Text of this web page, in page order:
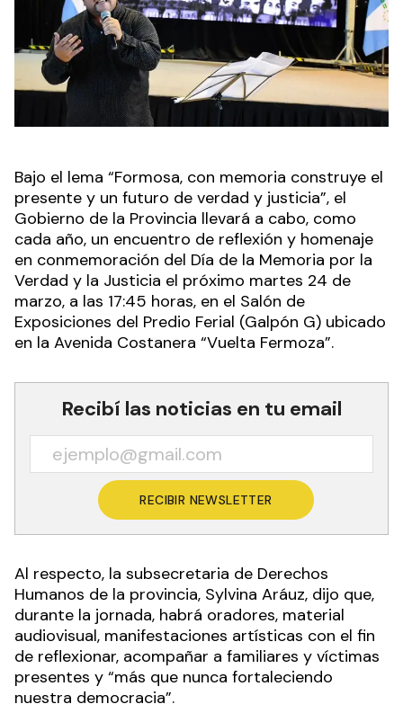
Bajo el lema “Formosa, con memoria construye el
presente y un futuro de verdad y justicia”, el
Gobierno de la Provincia llevará a cabo, como
cada año, un encuentro de reflexión y homenaje
en conmemoración del Día de la Memoria por la
Verdad y la Justicia el próximo martes 24 de
marzo, a las 17:45 horas, en el Salón de
Exposiciones del Predio Ferial (Galpón G) ubicado
en la Avenida Costanera “Vuelta Fermoza”.
Recibí las noticias en tu email
RECIBIR NEWSLETTER
Al respecto, la subsecretaria de Derechos
Humanos de la provincia, Sylvina Aráuz, dijo que,
durante la jornada, habrá oradores, material
audiovisual, manifestaciones artísticas con el fin
de reflexionar, acompañar a familiares y víctimas
presentes y “más que nunca fortaleciendo
nuestra democracia”.